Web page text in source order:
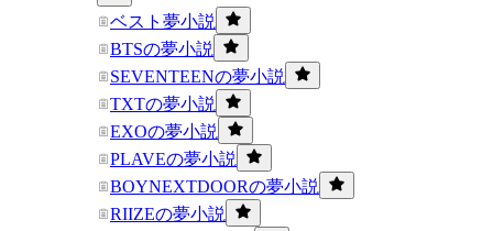
ベスト夢小説
BTSの夢小説
SEVENTEENの夢小説
TXTの夢小説
EXOの夢小説
PLAVEの夢小説
BOYNEXTDOORの夢小説
RIIZEの夢小説